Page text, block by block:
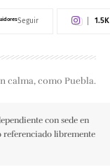
Seguir 1.5K
calma, como Puebla.
con sede en
referenciado libremente